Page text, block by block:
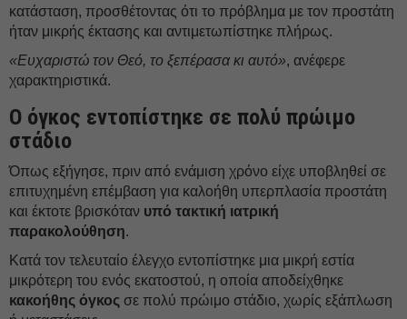
κατάσταση, προσθέτοντας ότι το πρόβλημα με τον προστάτη
ήταν μικρής έκτασης και αντιμετωπίστηκε πλήρως.
«Ευχαριστώ τον Θεό, το ξεπέρασα κι αυτό», ανέφερε
χαρακτηριστικά.
Ο όγκος εντοπίστηκε σε πολύ πρώιμο
στάδιο
Όπως εξήγησε, πριν από ενάμιση χρόνο είχε υποβληθεί σε
επιτυχημένη επέμβαση για καλοήθη υπερπλασία προστάτη
και έκτοτε βρισκόταν υπό τακτική ιατρική
παρακολούθηση.
Κατά τον τελευταίο έλεγχο εντοπίστηκε μια μικρή εστία
μικρότερη του ενός εκατοστού, η οποία αποδείχθηκε
κακοήθης όγκος σε πολύ πρώιμο στάδιο, χωρίς εξάπλωση